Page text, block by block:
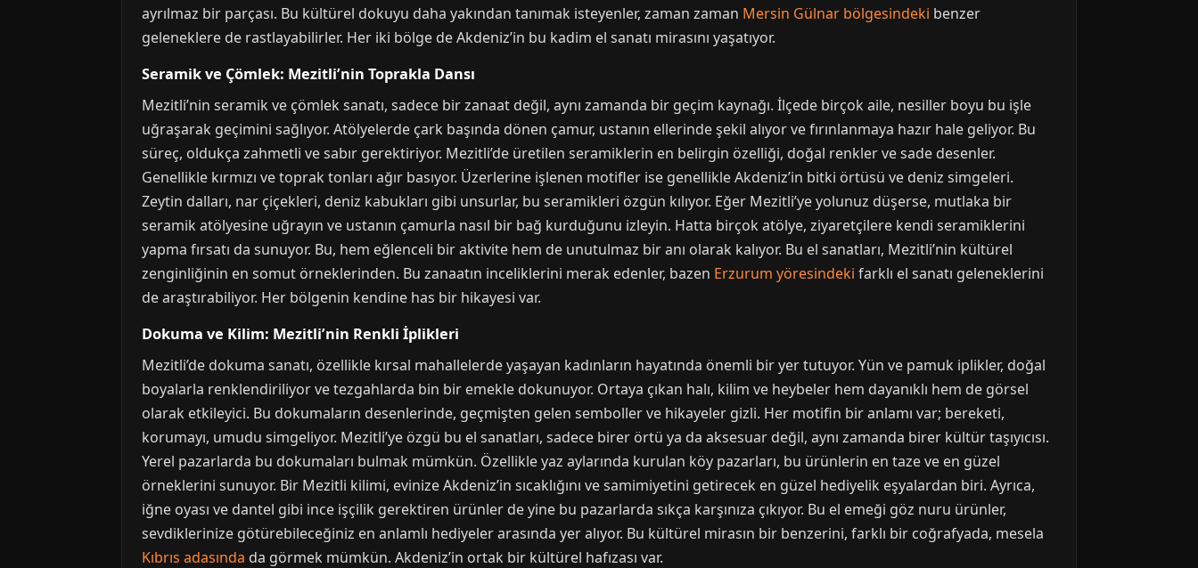
ayrılmaz bir parçası. Bu kültürel dokuyu daha yakından tanımak isteyenler, zaman zaman Mersin Gülnar bölgesindeki benzer
geleneklere de rastlayabilirler. Her iki bölge de Akdeniz’in bu kadim el sanatı mirasını yaşatıyor.
Seramik ve Çömlek: Mezitli’nin Toprakla Dansı
Mezitli’nin seramik ve çömlek sanatı, sadece bir zanaat değil, aynı zamanda bir geçim kaynağı. İlçede birçok aile, nesiller boyu bu işle
uğraşarak geçimini sağlıyor. Atölyelerde çark başında dönen çamur, ustanın ellerinde şekil alıyor ve fırınlanmaya hazır hale geliyor. Bu
süreç, oldukça zahmetli ve sabır gerektiriyor. Mezitli’de üretilen seramiklerin en belirgin özelliği, doğal renkler ve sade desenler.
Genellikle kırmızı ve toprak tonları ağır basıyor. Üzerlerine işlenen motifler ise genellikle Akdeniz’in bitki örtüsü ve deniz simgeleri.
Zeytin dalları, nar çiçekleri, deniz kabukları gibi unsurlar, bu seramikleri özgün kılıyor. Eğer Mezitli’ye yolunuz düşerse, mutlaka bir
seramik atölyesine uğrayın ve ustanın çamurla nasıl bir bağ kurduğunu izleyin. Hatta birçok atölye, ziyaretçilere kendi seramiklerini
yapma fırsatı da sunuyor. Bu, hem eğlenceli bir aktivite hem de unutulmaz bir anı olarak kalıyor. Bu el sanatları, Mezitli’nin kültürel
zenginliğinin en somut örneklerinden. Bu zanaatın inceliklerini merak edenler, bazen Erzurum yöresindeki farklı el sanatı geleneklerini
de araştırabiliyor. Her bölgenin kendine has bir hikayesi var.
Dokuma ve Kilim: Mezitli’nin Renkli İplikleri
Mezitli’de dokuma sanatı, özellikle kırsal mahallelerde yaşayan kadınların hayatında önemli bir yer tutuyor. Yün ve pamuk iplikler, doğal
boyalarla renklendiriliyor ve tezgahlarda bin bir emekle dokunuyor. Ortaya çıkan halı, kilim ve heybeler hem dayanıklı hem de görsel
olarak etkileyici. Bu dokumaların desenlerinde, geçmişten gelen semboller ve hikayeler gizli. Her motifin bir anlamı var; bereketi,
korumayı, umudu simgeliyor. Mezitli’ye özgü bu el sanatları, sadece birer örtü ya da aksesuar değil, aynı zamanda birer kültür taşıyıcısı.
Yerel pazarlarda bu dokumaları bulmak mümkün. Özellikle yaz aylarında kurulan köy pazarları, bu ürünlerin en taze ve en güzel
örneklerini sunuyor. Bir Mezitli kilimi, evinize Akdeniz’in sıcaklığını ve samimiyetini getirecek en güzel hediyelik eşyalardan biri. Ayrıca,
iğne oyası ve dantel gibi ince işçilik gerektiren ürünler de yine bu pazarlarda sıkça karşınıza çıkıyor. Bu el emeği göz nuru ürünler,
sevdiklerinize götürebileceğiniz en anlamlı hediyeler arasında yer alıyor. Bu kültürel mirasın bir benzerini, farklı bir coğrafyada, mesela
Kıbrıs adasında da görmek mümkün. Akdeniz’in ortak bir kültürel hafızası var.